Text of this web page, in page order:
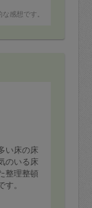
感想です。
い床の床
のいる床
整理整頓
。
わって